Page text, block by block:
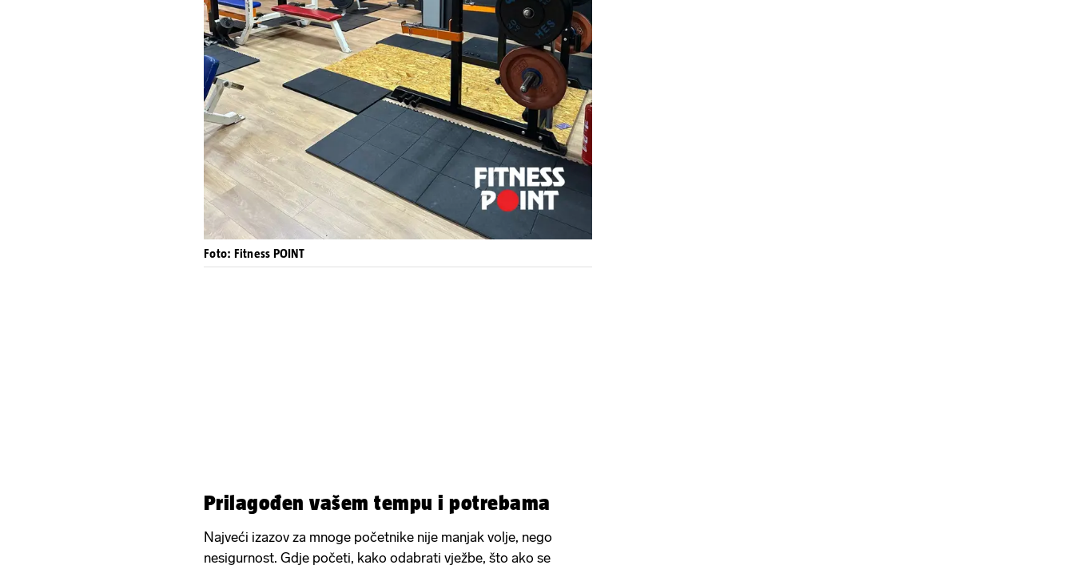
Foto: Fitness POINT
Prilagođen vašem tempu i potrebama
Najveći izazov za mnoge početnike nije manjak volje, nego
nesigurnost. Gdje početi, kako odabrati vježbe, što ako se